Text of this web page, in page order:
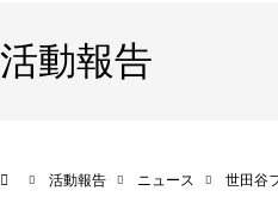
活動報告
活動報告 ニュース 世田谷